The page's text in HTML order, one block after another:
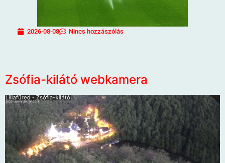
2026-08-08 Nincs hozzászólás
Zsófia-kilátó webkamera